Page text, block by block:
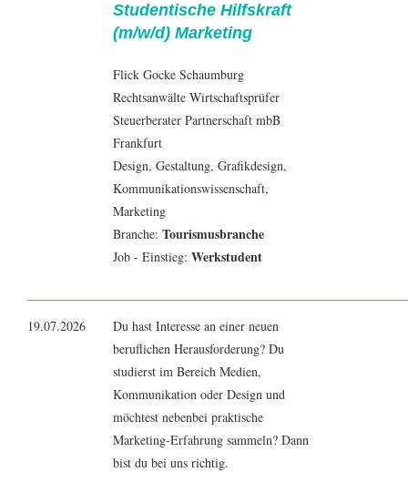
Studentische Hilfskraft
(m/w/d) Marketing
Flick Gocke Schaumburg
Rechtsanwälte Wirtschaftsprüfer
Steuerberater Partnerschaft mbB
Frankfurt
Design, Gestaltung, Grafikdesign,
Kommunikationswissenschaft,
Marketing
Branche: Tourismusbranche
Job - Einstieg: Werkstudent
19.07.2026
Du hast Interesse an einer neuen
beruflichen Herausforderung? Du
studierst im Bereich Medien,
Kommunikation oder Design und
möchtest nebenbei praktische
Marketing-Erfahrung sammeln? Dann
bist du bei uns richtig.